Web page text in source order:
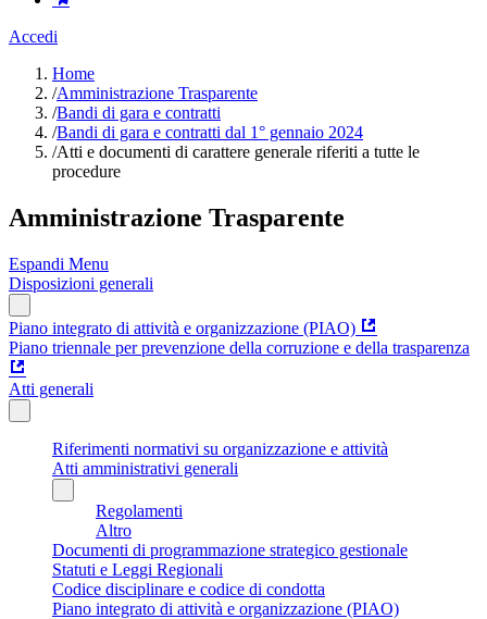
Accedi
Home
/Amministrazione Trasparente
/Bandi di gara e contratti
/Bandi di gara e contratti dal 1° gennaio 2024
/Atti e documenti di carattere generale riferiti a tutte le
procedure
Amministrazione Trasparente
Espandi Menu
Disposizioni generali
Piano integrato di attività e organizzazione (PIAO)
Piano triennale per prevenzione della corruzione e della trasparenza
Atti generali
Riferimenti normativi su organizzazione e attività
Atti amministrativi generali
Regolamenti
Altro
Documenti di programmazione strategico gestionale
Statuti e Leggi Regionali
Codice disciplinare e codice di condotta
Piano integrato di attività e organizzazione (PIAO)